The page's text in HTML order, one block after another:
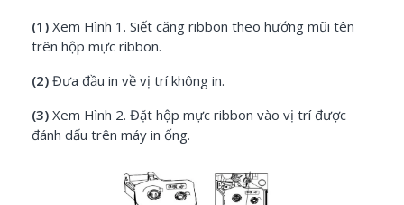
(1) Xem Hình 1. Siết căng ribbon theo hướng mũi tên
trên hộp mực ribbon.
(2) Đưa đầu in về vị trí không in.
(3) Xem Hình 2. Đặt hộp mực ribbon vào vị trí được
đánh dấu trên máy in ống.